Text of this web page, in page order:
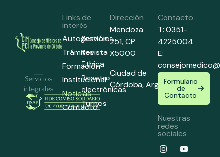
Servicios
integrales
Links de
interés
Autogestión
Trámites
Formación
Institucional
Noticias
Contacto
Servicios
Revista
Ethica
Recetas
electrónicas
Turnos
Dirección
Mendoza
251,CP
X5000
Ciudad de
Córdoba,Argentina
Contacto
T: 0351-
4225004
E:
Formulario
de
Contacto
Nuestras
redes
sociales